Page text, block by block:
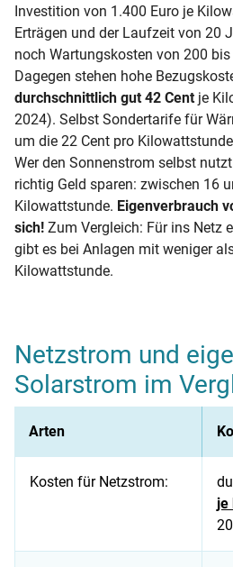
Investition von 1.400 Euro je
Erträgen und der Laufzeit von 20
noch Wartungskosten von 200
Dagegen stehen hohe
durchschnittlich gut 42 Cent je
2024). Selbst Sondertarife für
um die 22 Cent pro
Wer den Sonnenstrom selbst
richtig Geld sparen: zwischen 16
Kilowattstunde. Eigenverbrauch
sich! Zum Vergleich: Für ins Netz
gibt es bei Anlagen mit weniger
Kilowattstunde.
Netzstrom und
Solarstrom im
Arten
Kosten für Netzstrom:
je